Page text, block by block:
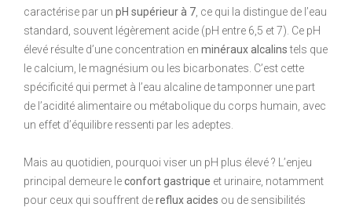
caractérise par un pH supérieur à 7 , ce qui la distingue de l’eau
standard, souvent légèrement acide (pH entre 6,5 et 7). Ce pH
élevé résulte d’une concentration en minéraux alcalinstels que
le calcium, le magnésium ou les bicarbonates. C’est cette
spécificité qui permet à l’eau alcaline de tamponner une part
de l’acidité alimentaire ou métabolique du corps humain, avec
un effet d’équilibre ressenti par les adeptes.
Mais au quotidien, pourquoi viser un pH plus élevé ? L’enjeu
principal demeure leconfort gastrique et urinaire, notamment
pour ceux qui souffrent dereflux acides ou de sensibilités